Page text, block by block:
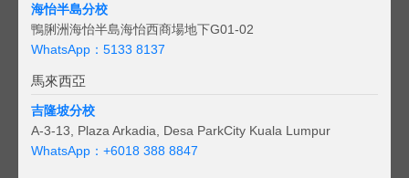
海怡半島分校
鴨脷洲海怡半島海怡西商場地下G01-02
WhatsApp：5133 8137
馬來西亞
吉隆坡分校
A-3-13, Plaza Arkadia, Desa ParkCity Kuala Lumpur
WhatsApp： +6018 388 8847